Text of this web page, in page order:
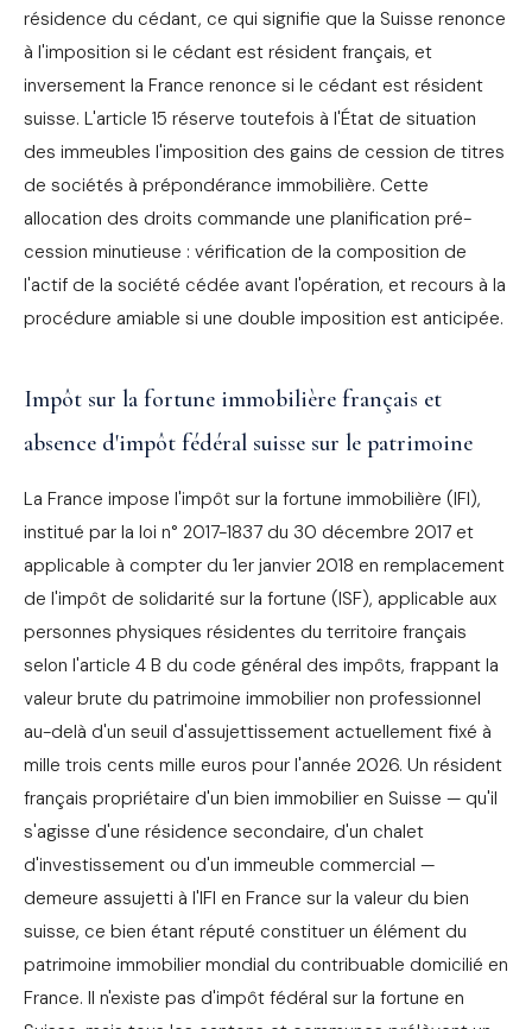
résidence du cédant, ce qui signifie que la Suisse renonce
à l'imposition si le cédant est résident français, et
inversement la France renonce si le cédant est résident
suisse. L'article 15 réserve toutefois à l'État de situation
des immeubles l'imposition des gains de cession de titres
de sociétés à prépondérance immobilière. Cette
allocation des droits commande une planification pré-
cession minutieuse : vérification de la composition de
l'actif de la société cédée avant l'opération, et recours à la
procédure amiable si une double imposition est anticipée.
Impôt sur la fortune immobilière français et
absence d'impôt fédéral suisse sur le patrimoine
La France impose l'impôt sur la fortune immobilière (IFI),
institué par la loi n° 2017-1837 du 30 décembre 2017 et
applicable à compter du 1er janvier 2018 en remplacement
de l'impôt de solidarité sur la fortune (ISF), applicable aux
personnes physiques résidentes du territoire français
selon l'article 4 B du code général des impôts, frappant la
valeur brute du patrimoine immobilier non professionnel
au-delà d'un seuil d'assujettissement actuellement fixé à
mille trois cents mille euros pour l'année 2026. Un résident
français propriétaire d'un bien immobilier en Suisse — qu'il
s'agisse d'une résidence secondaire, d'un chalet
d'investissement ou d'un immeuble commercial —
demeure assujetti à l'IFI en France sur la valeur du bien
suisse, ce bien étant réputé constituer un élément du
patrimoine immobilier mondial du contribuable domicilié en
France. Il n'existe pas d'impôt fédéral sur la fortune en